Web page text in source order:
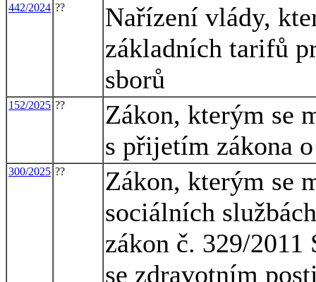
442/2024 ??
Nařízení vlády,
základních tarifů
sborů
152/2025 ??
Zákon, kterým se
s přijetím zákona
300/2025 ??
Zákon, kterým se
sociálních
zákon č. 329/2011
se zdravotním